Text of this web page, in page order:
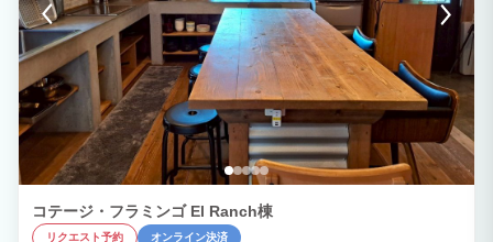
平日基本料金 44,000円 （4名様の宿泊費込み、最大宿泊人数10名様） ◆日曜日 日
曜基本料金66,000円 （6名様の宿泊費込み、最大宿泊人数10名様） 大人1名様追加ご
とに11,000円 ※こども料金 3歳までは無料（3歳以下は人数に含みませんので、タオ
ルなどもご持参ください） 4歳から小学生半額 中学生からは大人料金です。 ◆ペット
に関しましては別途追加料金を頂戴致します。 １頭あたり 3,300円 ※土間キッチン
までの利用となりますので寝室までは入れないでください。 ◆連泊割 二泊以上連泊頂
いた場合、合計金額より10%OFF！！ シーズンにより割引額変動いたします。 アーリ
ーチェックイン、レイトチェックアウトは前後のご予約状況によりお受け出来ない事も
ございます。 予約の際に事前にご相談ください。 ※有料オプション テントサウナレ
ンタル 別途追加料金 11,000円 キャンペーン価格のため薪はつきませんので、ご持参
ください。 ご希望される方は予約時にメッセージにて事前にお申し付けください。 現
在は敷地内小屋にて常設しております。 台風や大雪等の天候状況によってはレンタル
不可とさせて頂く場合もございますのでご了承ください。 サウナ用の水着、ポンチョ
等貸出はしておりません。ご持参ください。 ◆お支払い方法 銀行振込またはクレジッ
トカード払い （メールにて請求書URL送付） 支払い期日：ご予約確定後 1週間以内の
コテージ・フラミンゴ El Ranch棟
リクエスト予約 オンライン決済